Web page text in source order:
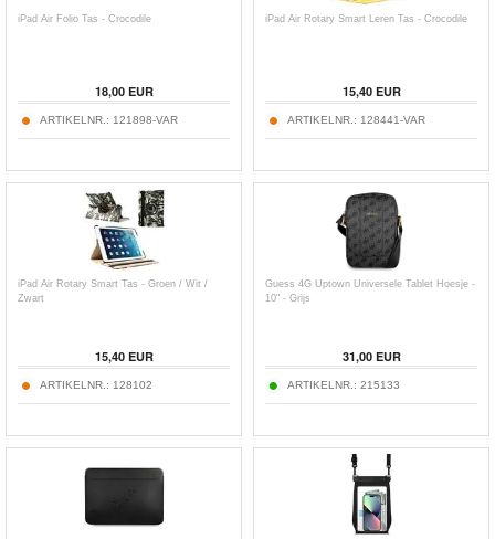
iPad Air Folio Tas - Crocodile
18,00EUR
ARTIKELNR.: 121898-VAR
iPad Air Rotary Smart Leren Tas - Crocodile
15,40EUR
ARTIKELNR.: 128441-VAR
iPad Air Rotary Smart Tas - Groen / Wit /
Zwart
15,40EUR
ARTIKELNR.: 128102
Guess 4G Uptown Universele Tablet Hoesje -
10" - Grijs
31,00EUR
ARTIKELNR.: 215133